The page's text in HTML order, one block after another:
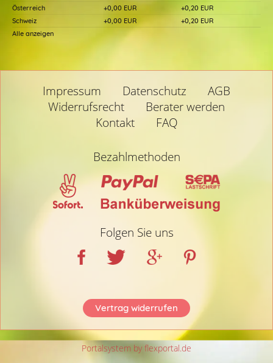
Österreich
+0,00 EUR
+0,20 EUR
Schweiz
+0,00 EUR
+0,20 EUR
Alle anzeigen
Impressum Datenschutz
AGB
Widerrufsrecht
Berater werden
Kontakt
FAQ
Bezahlmethoden
Folgen Sie uns
Vertrag widerrufen
Portalsystem by flexportal.de